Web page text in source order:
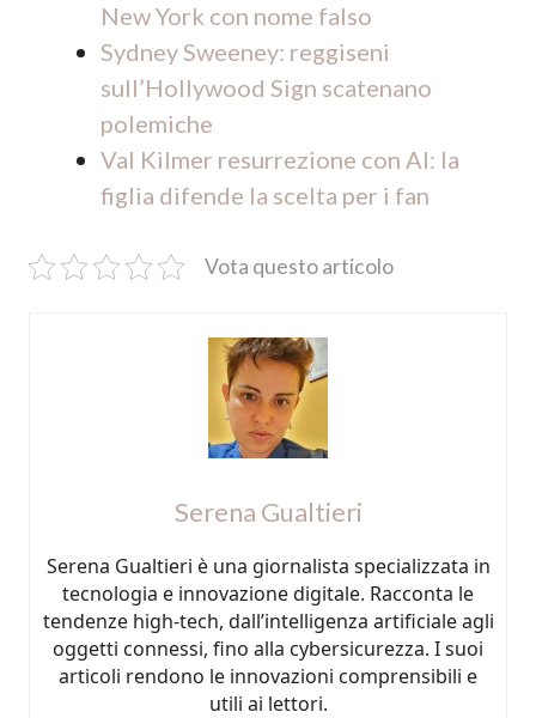
New York con nome falso
Sydney Sweeney: reggiseni
sull’Hollywood Sign scatenano
polemiche
Val Kilmer resurrezione con AI: la
figlia difende la scelta per i fan
Vota questo articolo
Serena Gualtieri
Serena Gualtieri è una giornalista specializzata in
tecnologia e innovazione digitale. Racconta le
tendenze high-tech, dall’intelligenza artificiale agli
oggetti connessi, fino alla cybersicurezza. I suoi
articoli rendono le innovazioni comprensibili e
utili ai lettori.